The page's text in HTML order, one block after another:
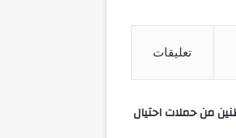
تعليقات
من حملات احتيال